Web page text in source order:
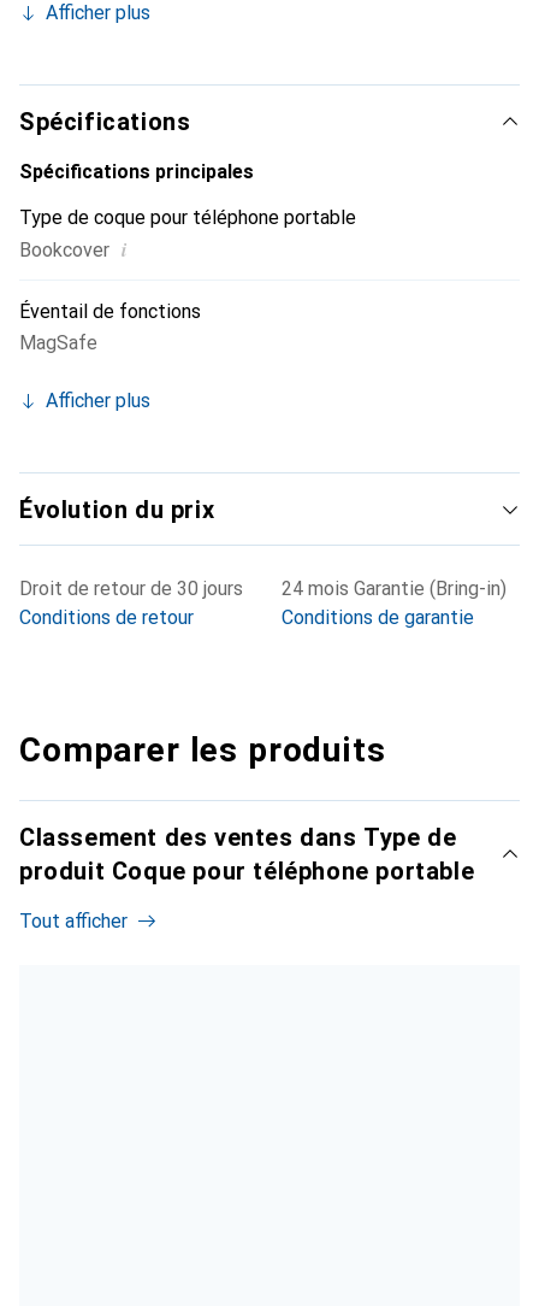
et indispensable pour votre smartphone. Reconnaître
marque Noreve est un choix sûr pour une clientèle
exigeante.
Afficher plus
Spécifications
Spécifications principales
Type de coque pour téléphone portable
Bookcover i
Éventail de fonctions
MagSafe
Afficher plus
Évolution du prix
Droit de retour de 30 jours
Conditions de retour
24 mois Garantie (Bring-in)
Conditions de garantie
Comparer les produits
Classement des ventes dans Type de
produit Coque pour téléphone portable
Tout afficher